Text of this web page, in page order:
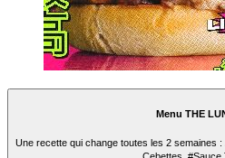
Menu THE
Une recette qui change toutes les 2 semaines